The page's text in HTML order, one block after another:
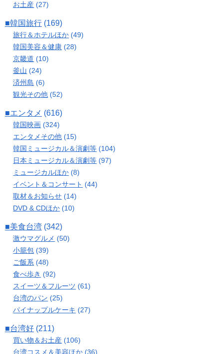
お土産 (27)
■韓国旅行 (169)
旅行＆ホテルほか (49)
韓国美容＆健康 (28)
京畿道 (10)
釜山 (24)
済州島 (6)
観光その他 (52)
■エンタメ (616)
韓国映画 (324)
エンタメその他 (15)
韓国ミュージカル＆演劇等 (104)
日本ミュージカル＆演劇等 (97)
ミュージカルほか (8)
イベント＆コンサート (44)
取材＆お知らせ (14)
DVD & CDほか (10)
■美食台湾 (342)
激ウマグルメ (50)
小籠包 (39)
ご飯系 (48)
食べ歩き (92)
スイーツ＆フルーツ (61)
台湾のパン (25)
パイナップルケーキ (27)
■台湾好 (211)
買い物＆お土産 (106)
台湾コスメ＆美容ほか (36)